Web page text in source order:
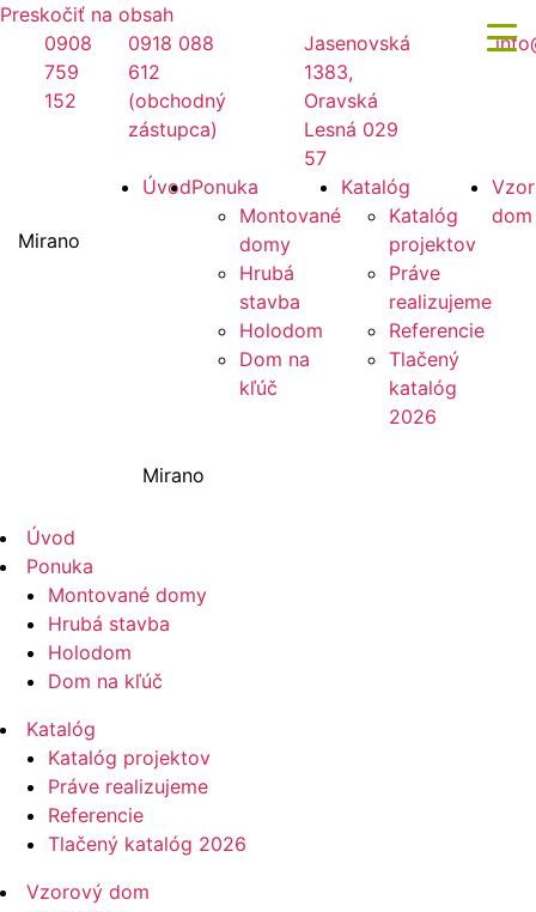
Preskočiť na obsah
0908
759
152
0918 088
612
(obchodný
zástupca)
Jasenovská
1383,
Oravská
Lesná 029
57
Mirano
ÚvodPonuka
Montované
domy
Hrubá
stavba
Holodom
Dom na
kľúč
Katalóg
Katalóg
projektov
Práve
realizujeme
Referencie
Tlačený
katalóg
2026
dom
Mirano
Úvod
Ponuka
Montované domy
Hrubá stavba
Holodom
Dom na kľúč
Katalóg
Katalóg projektov
Práve realizujeme
Referencie
Tlačený katalóg 2026
Vzorový dom